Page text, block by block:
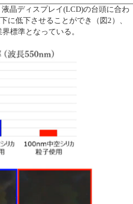
晶ディスプレイ(LCD)の台頭に合わ
に低下させることができ（図2）、
標準となっている。